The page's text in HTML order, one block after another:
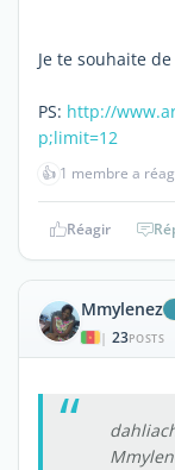
Je te souhaite
PS: http://
p;limit=12
👍 1 membre a
Réagir
Mmylenez
| 23POSTS